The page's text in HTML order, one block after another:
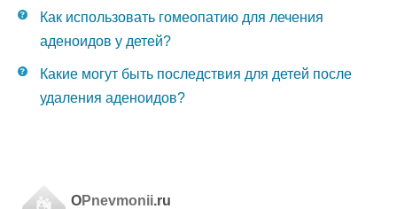
Как использовать гомеопатию для лечения
аденоидов у детей?
Какие могут быть последствия для детей после
удаления аденоидов?
OPnevmonii.ru